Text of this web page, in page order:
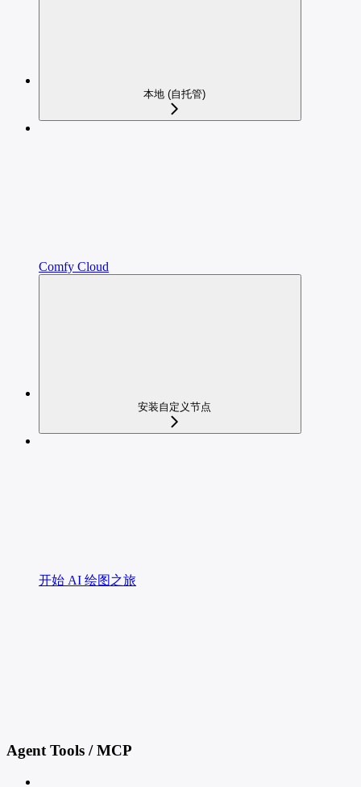
本地 (自托管)
Comfy Cloud
安装自定义节点
开始 AI 绘图之旅
Agent Tools / MCP